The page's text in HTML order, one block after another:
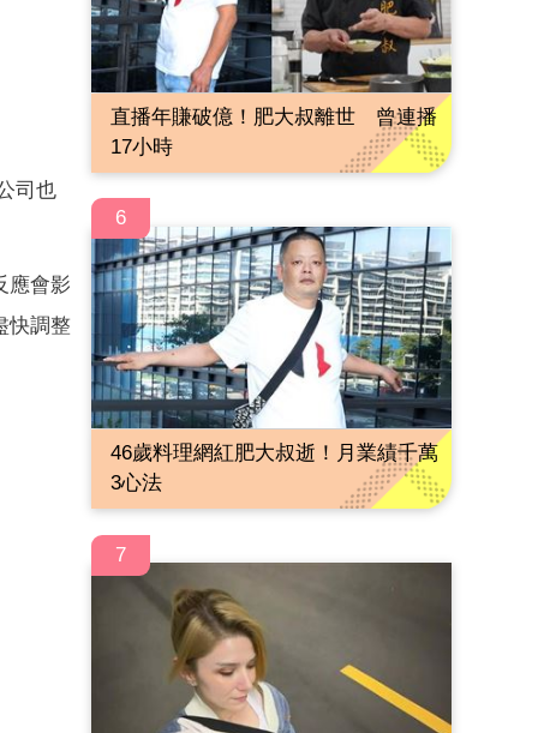
司也
應會影
快調整
直播年賺破億！肥大叔離世 曾連播
17小時
6
46歲料理網紅肥大叔逝！月業績千萬
3心法
7